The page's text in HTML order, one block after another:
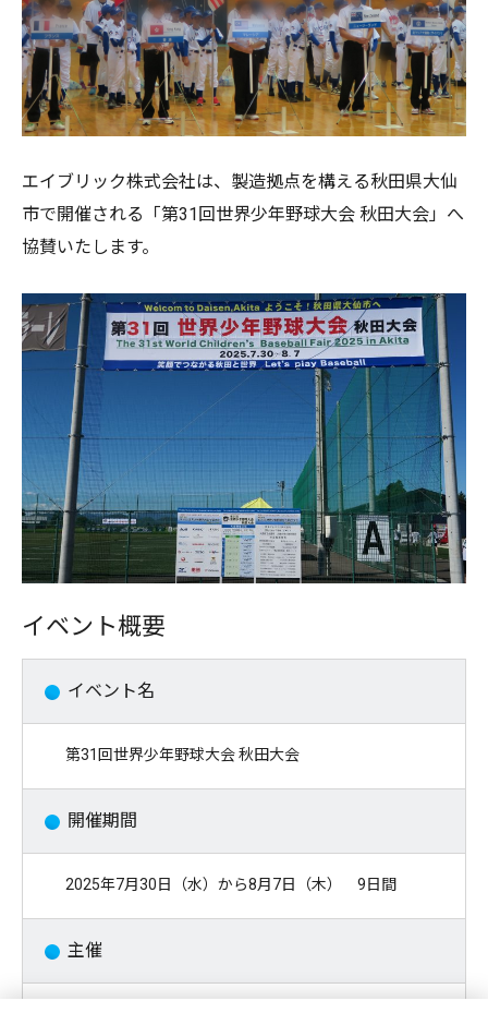
エイブリック株式会社は、製造拠点を構える秋田県大仙
市で開催される「第31回世界少年野球大会 秋田大会」へ
協賛いたします。
イベント概要
イベント名
第31回世界少年野球大会 秋田大会
開催期間
2025年7月30日（水）から8月7日（木） 9日間
主催